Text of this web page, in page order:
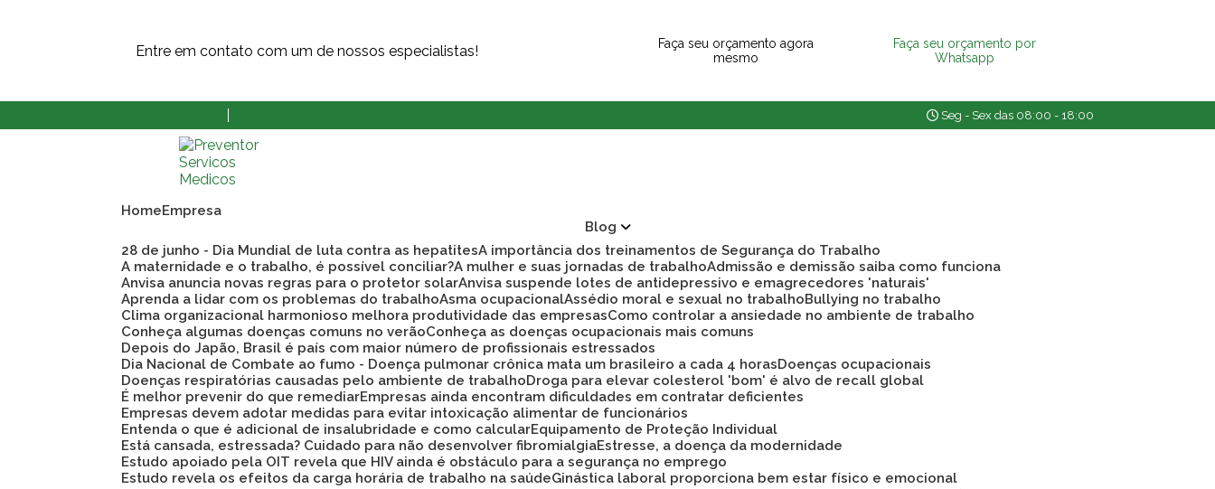
Entre em contato com um de nossos especialistas!
Faça seu orçamento agora
mesmo
Faça seu orçamento por
Whatsapp
Seg - Sex das 08:00 - 18:00
Home
Empresa
Blog
28 de junho - Dia Mundial de luta contra as hepatites
A importância dos treinamentos de Segurança do Trabalho
A maternidade e o trabalho, é possível conciliar?
A mulher e suas jornadas de trabalho Admissão e demissão saiba como funciona
Anvisa anuncia novas regras para o protetor solar Anvisa suspende lotes de antidepressivo e emagrecedores 'naturais'
Aprenda a lidar com os problemas do trabalho Asma ocupacional Assédio moral e sexual no trabalho
Bullying no trabalho
Clima organizacional harmonioso melhora produtividade das empresas
Como controlar a ansiedade no ambiente de trabalho
Conheça algumas doenças comuns no verão
Conheça as doenças ocupacionais mais comuns
Depois do Japão, Brasil é país com maior número de profissionais estressados
Dia Nacional de Combate ao fumo - Doença pulmonar crônica mata um brasileiro a cada 4 horas
Doenças ocupacionais
Doenças respiratórias causadas pelo ambiente de trabalho
Droga para elevar colesterol 'bom' é alvo de recall global
É melhor prevenir do que remediar Empresas ainda encontram dificuldades em contratar deficientes
Empresas devem adotar medidas para evitar intoxicação alimentar de funcionários
Entenda o que é adicional de insalubridade e como calcular Equipamento de Proteção Individual
Está cansada, estressada? Cuidado para não desenvolver fibromialgia Estresse, a doença da modernidade
Estudo apoiado pela OIT revela que HIV ainda é obstáculo para a segurança no emprego
Estudo revela os efeitos da carga horária de trabalho na saúde
Ginástica laboral proporciona bem estar físico e emocional